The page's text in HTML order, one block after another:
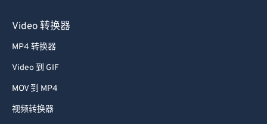
Video 转换器
MP4 转换器
Video 到 GIF
MOV 到 MP4
视频转换器